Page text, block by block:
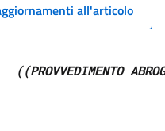
all'articolo
((PROVVEDIMENTO